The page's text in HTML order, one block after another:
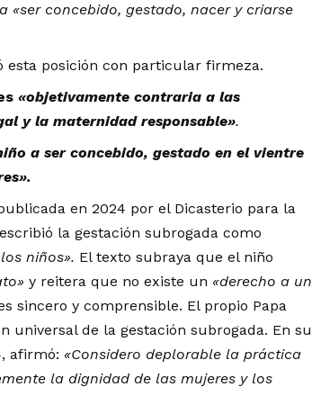
a «ser concebido, gestado, nacer y criarse
esta posición con particular firmeza.
«objetivamente contraria a las
y la maternidad responsable».
a ser concebido, gestado en el vientre
en 2024 por el Dicasterio para la
la gestación subrogada como
niños». El texto subraya que el niño
y reitera que no existe un «derecho a un
sincero y comprensible. El propio Papa
universal de la gestación subrogada. En su
afirmó: «Considero deplorable la práctica
la dignidad de las mujeres y los